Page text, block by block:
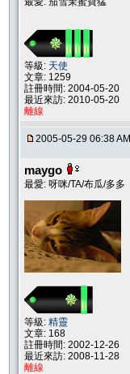
等級: 天使
文章: 1259
註冊時間: 2004-05-20
最近來訪: 2010-05-20
離線
2005-05-29 06:38 AM
maygo
最愛: 呀咪/TA/布瓜/多多
等級: 精靈
文章: 168
註冊時間: 2002-12-26
最近來訪: 2008-11-28
離線